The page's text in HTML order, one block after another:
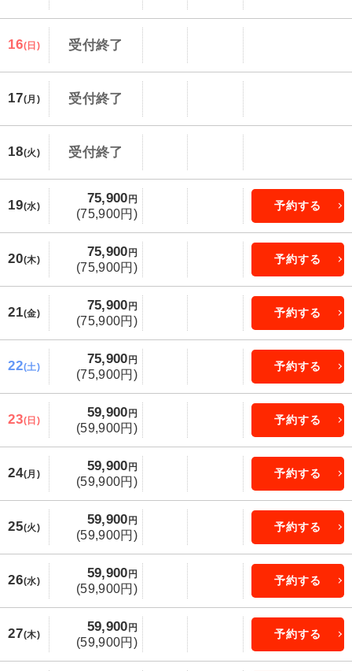
16(日) 受付終了
17(月) 受付終了
18(火) 受付終了
19(水)
75,900 円
(75,900円)
予約する
20(木)
75,900 円
(75,900円)
予約する
21(金)
75,900 円
(75,900円)
予約する
22(土)
75,900 円
(75,900円)
予約する
23(日)
59,900 円
(59,900円)
予約する
24(月)
59,900 円
(59,900円)
予約する
25(火)
59,900 円
(59,900円)
予約する
26(水)
59,900 円
(59,900円)
予約する
27(木)
59,900 円
(59,900円)
予約する